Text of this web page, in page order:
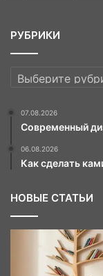
РУБРИКИ
РУБРИКИ
07.08.2026
Современный
06.08.2026
Как сделать
НОВЫЕ СТАТЬИ